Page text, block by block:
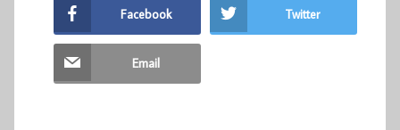
Facebook Twitter
Email